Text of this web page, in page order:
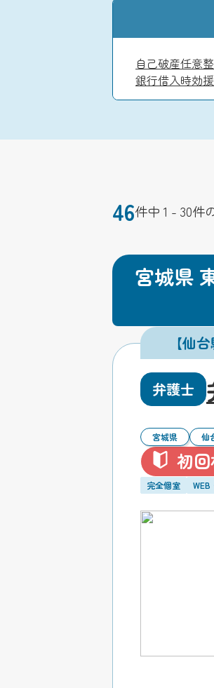
自己破産任意
銀行借入時効
46件中 1 - 30件
宮城県
【仙
弁護士
宮城県 仙
初
完全個室 WEB